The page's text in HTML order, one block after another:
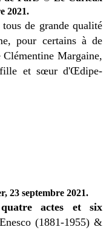
2021.
de grande qualité
pour certains à de
Margaine,
et sœur d'Œdipe-
23 septembre 2021.
actes et six
(1881-1955) &